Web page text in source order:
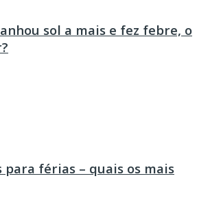
sol a mais e fez febre, o
para férias – quais os mais